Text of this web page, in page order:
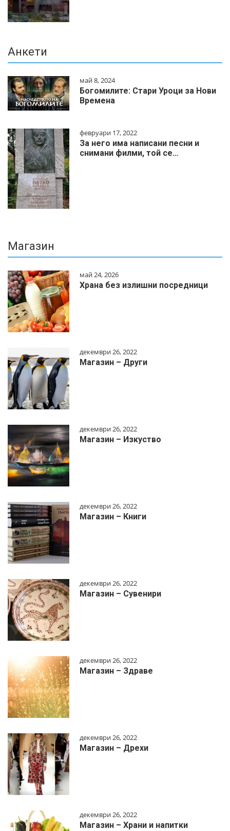
Анкети
май 8, 2024
Богомилите: Стари Уроци за Нови
Времена
февруари 17, 2022
За него има написани песни и
снимани филми, той се…
Магазин
май 24, 2026
Храна без излишни посредници
декември 26, 2022
Магазин – Други
декември 26, 2022
Магазин – Изкуство
декември 26, 2022
Магазин – Книги
декември 26, 2022
Магазин – Сувенири
декември 26, 2022
Магазин – Здраве
декември 26, 2022
Магазин – Дрехи
декември 26, 2022
Магазин – Храни и напитки